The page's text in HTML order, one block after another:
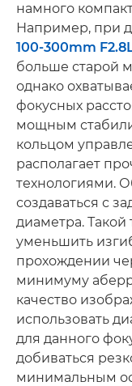
намного
Например, при
100-300mm
больше старой
однако
фокусных
мощным
кольцом
располагает
технологиями.
создаваться с
диаметра. Такой
уменьшить
прохождении
минимуму
качество
использовать
для данного
добиваться
минимальным